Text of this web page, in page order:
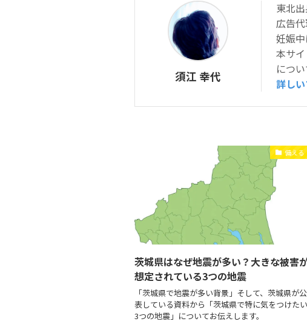
須江 幸代
東北
広告
妊娠
本サ
につい
詳し
備える
茨城県はなぜ地震が多い？大きな被害
想定されている3つの地震
「茨城県で地震が多い背景」そして、茨城県が公
表している資料から「茨城県で特に気をつけたい
3つの地震」についてお伝えします。